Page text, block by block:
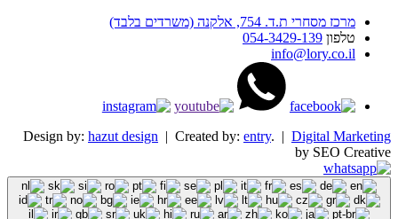
מרכז מסחרי ת.ד. 754, אלקנה (משרדים בלבד)
טלפון 054-3429-139
info@lory.co.il
Design by: hazut design | Created by: entry. | Digital Marketing
by SEO Creative